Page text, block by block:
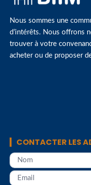
Nous sommes une
d’intérêts. Nous offrons
trouver à votre
acheter ou de proposer
CONTACTER LES